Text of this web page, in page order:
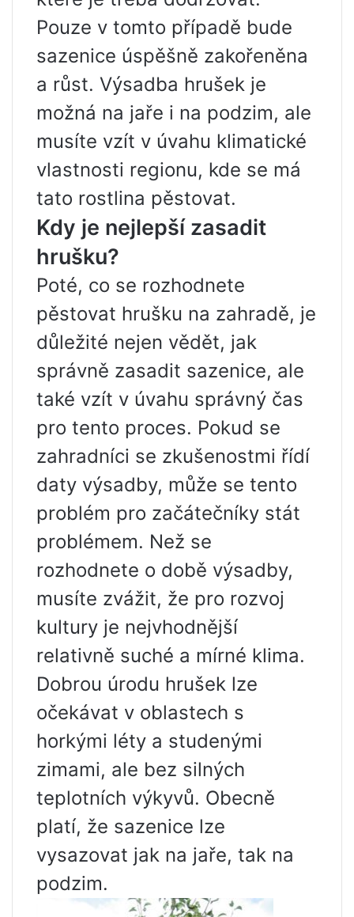
Pouze v tomto případě bude
sazenice úspěšně zakořeněna
a růst. Výsadba hrušek je
možná na jaře i na podzim, ale
musíte vzít v úvahu klimatické
vlastnosti regionu, kde se má
tato rostlina pěstovat.
Kdy je nejlepší zasadit
hrušku?
Poté, co se rozhodnete
pěstovat hrušku na zahradě, je
důležité nejen vědět, jak
správně zasadit sazenice, ale
také vzít v úvahu správný čas
pro tento proces. Pokud se
zahradníci se zkušenostmi řídí
daty výsadby, může se tento
problém pro začátečníky stát
problémem. Než se
rozhodnete o době výsadby,
musíte zvážit, že pro rozvoj
kultury je nejvhodnější
relativně suché a mírné klima.
Dobrou úrodu hrušek lze
očekávat v oblastech s
horkými léty a studenými
zimami, ale bez silných
teplotních výkyvů. Obecně
platí, že sazenice lze
vysazovat jak na jaře, tak na
podzim.